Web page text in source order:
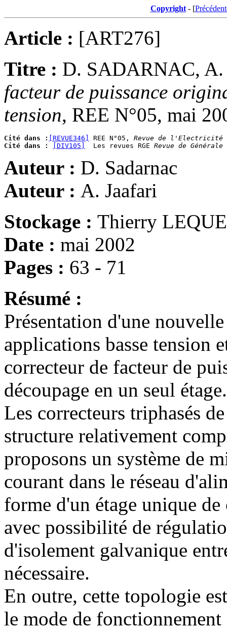
Copyright- [
Article : [ART276]
Titre : D. SADARNAC,
facteur de puissance
tension, REE N°05, mai
Cité dans : [REVUE346] REE N°05, Revue de l'Electricité
Cité dans :
[DIV105]
  Les revues RGE
Revue de
Auteur : D. Sadarnac
Auteur : A. Jaafari
Stockage : Thierry
Date : mai 2002
Pages : 63 - 71
Résumé :
Présentation d'une
applications basse tension
correcteur de facteur de
découpage en un seul étage.
Les correcteurs triphasés
structure relativement
proposons un système de
courant dans le réseau
forme d'un étage unique
avec possibilité de
d'isolement galvanique
nécessaire.
En outre, cette topologie
le mode de